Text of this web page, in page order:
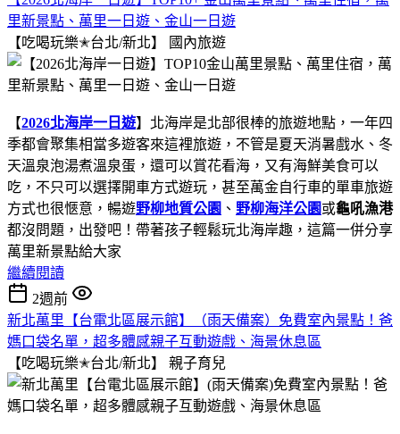
里新景點、萬里一日遊、金山一日遊
【吃喝玩樂✭台北/新北】
國內旅遊
【2026北海岸一日遊】北海岸是北部很棒的旅遊地點，一年四
季都會聚集相當多遊客來這裡旅遊，不管是夏天消暑戲水、冬
天溫泉泡湯煮溫泉蛋，還可以賞花看海，又有海鮮美食可以
吃，不只可以選擇開車方式遊玩，甚至萬金自行車的單車旅遊
方式也很愜意，暢遊野柳地質公園 、 野柳海洋公園或龜吼漁港
都沒問題，出發吧！帶著孩子輕鬆玩北海岸趣，這篇一併分享
萬里新景點給大家
繼續閱讀
2週前
新北萬里【台電北區展示館】（雨天備案）免費室內景點！爸
媽口袋名單，超多體感親子互動遊戲、海景休息區
【吃喝玩樂✭台北/新北】 親子育兒